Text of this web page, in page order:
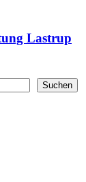
Lastrup
Suchen